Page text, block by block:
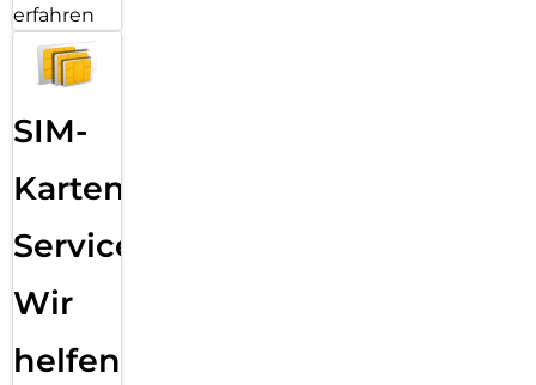
erfahren
SIM-
Karten
Service:
Wir
helfen